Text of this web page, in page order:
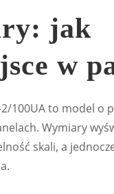
jak
w
100UA to model o
Wymiary
skali, a